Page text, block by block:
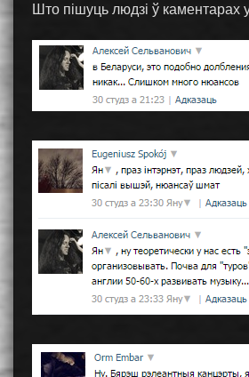
Што пішуць людзі ў